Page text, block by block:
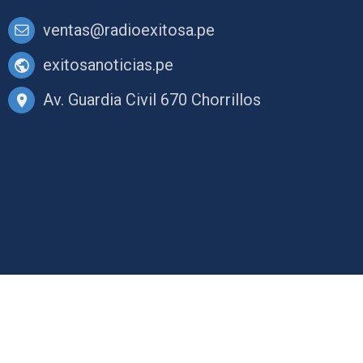
ventas@radioexitosa.pe
exitosanoticias.pe
Av. Guardia Civil 670 Chorrillos